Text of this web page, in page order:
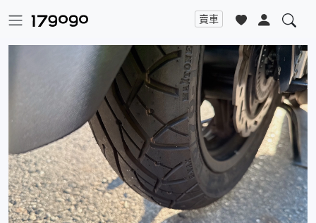
賣車